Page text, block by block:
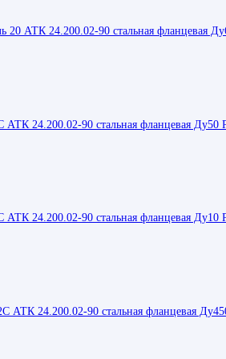
20 АТК 24.200.02-90 стальная фланцевая
АТК 24.200.02-90 стальная фланцевая Ду50
АТК 24.200.02-90 стальная фланцевая Ду10
АТК 24.200.02-90 стальная фланцевая